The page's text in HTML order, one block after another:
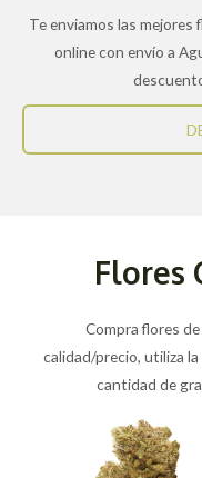
Te enviamos las
online con envío a
Flores
Compra flores
calidad/precio, utiliza
cantidad de